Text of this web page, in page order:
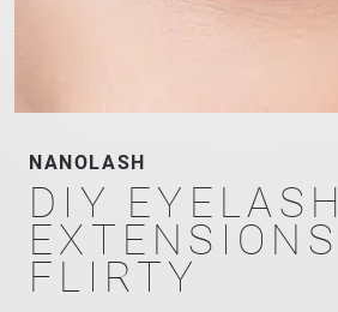
NANOLASH
DIY EYELASH
EXTENSIONS
FLIRTY